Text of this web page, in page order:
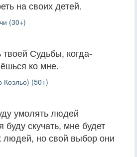
на своих детей.
(30+)
Судьбы, когда-
ко мне.
Коэльо) (50+)
умолять людей
буду скучать, мне будет
людей, но свой выбор они